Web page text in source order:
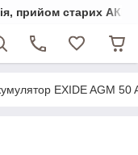
прийом старих АКБ
EXIDE AGM 50